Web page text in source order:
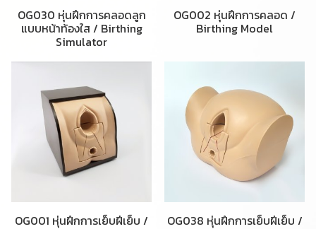
OG030 หุ่นฝึกการคลอดลูก
แบบหน้าท้องใส / Birthing
Simulator
OG002 หุ่นฝึกการคลอด /
Birthing Model
OG001 หุ่นฝึกการเย็บฝีเย็บ / OG038 หุ่นฝึกการเย็บฝีเย็บ /